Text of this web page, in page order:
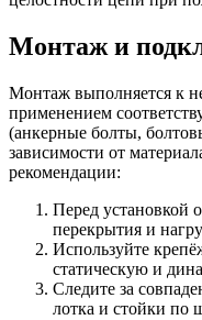
Монтаж и
Монтаж выполняется к
применением
(анкерные болты,
зависимости от
рекомендации:
Перед установкой
перекрытия и
Используйте
статическую и
Следите за
лотка и стойки по